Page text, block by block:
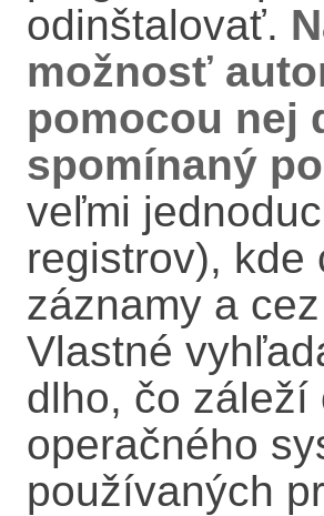
odinštalovať.
možnosť
pomocou nej
spomínaný
veľmi
registrov), kde
záznamy a
Vlastné
dlho, čo záleží
operačného
používaných